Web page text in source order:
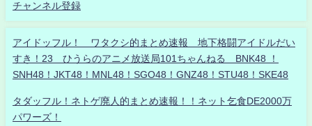
チャンネル登録
アイドッフル！ ワタクシ的まとめ速報 地下格闘アイドルだい
すき！23 ひうらのアニメ放送局101ちゃんねる BNK48 ！
SNH48！JKT48！MNL48！SGO48！GNZ48！STU48！SKE48
タダッフル！ネトゲ廃人的まとめ速報！！ネット乞食DE2000万
パワーズ！